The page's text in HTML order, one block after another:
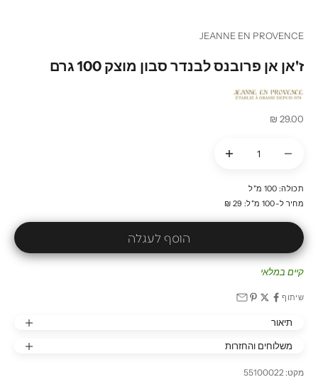
JEANNE EN PROVENCE
ז'אן אן פרובנס לבנדר סבון מוצק 100 גרם
מחיר מבצע
29.00 ₪
תכולה: 100 מ"ל
מחיר ל-100 מ"ל: 29 ₪
הוסף לעגלה
קיים במלאי
שיתוף
תיאור
משלוחים והחזרות
מקט: 55100022